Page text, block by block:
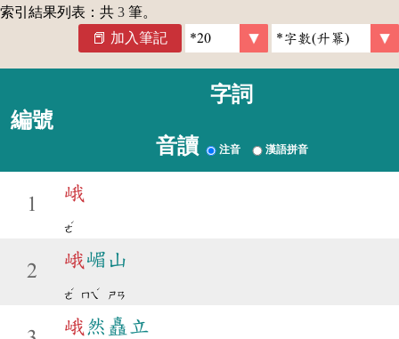
索引結果列表：共 3 筆。
加入筆記
編號
字詞
音讀 注音 漢語拼音
1
峨
ㄜ
ˊ
2
峨嵋山
ㄜ
ˊ
ㄇㄟ
ˊ
ㄕㄢ
峨 然矗立